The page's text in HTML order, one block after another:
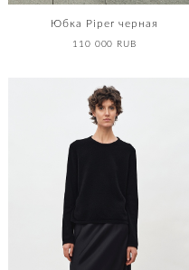
Юбка Piper черная
110 000 RUB